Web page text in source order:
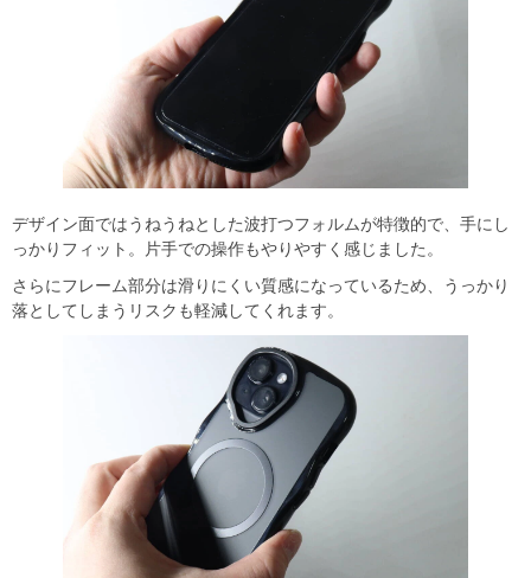
デザイン面ではうねうねとした波打つフォルムが特徴的で、手にし
っかりフィット。片手での操作もやりやすく感じました。
さらにフレーム部分は滑りにくい質感になっているため、うっかり
落としてしまうリスクも軽減してくれます。